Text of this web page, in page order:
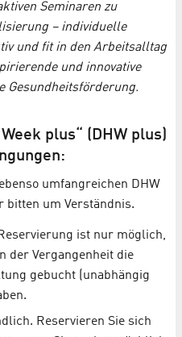
Seminaren zu
– individuelle
und fit in den Arbeitsalltag
und innovative
Gesundheitsförderung.
plus“ (DHW plus)
umfangreichen DHW
bitten um Verständnis.
ist nur möglich,
der Vergangenheit die
gebucht (unabhängig
Reservieren Sie sich